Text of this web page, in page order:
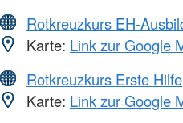
Rotkreuzkurs EH-
Karte: Link zur Google
Rotkreuzkurs Erste Hilfe
Karte: Link zur Google